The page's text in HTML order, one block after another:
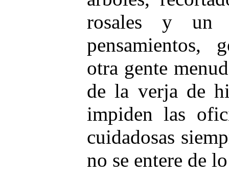
rosales y un
pensamientos,
otra gente
de la verja de
impiden las
cuidadosas
no se entere de